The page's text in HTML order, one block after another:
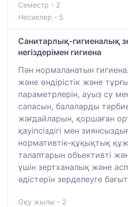
Семестр - 2
Несиелер - 5
Санитарлық-гигиеналық
негіздерімен гигиена
Пән нормаланатын
және өндірістік және
параметрлерін, ауыз су
сапасын, балаларды
жағдайларын, қоршаған
қауіпсіздігі мен
нормативтік-құқықтық
талаптарын объективті
үшін зертханалық және
әдістерін зерделеуге
Оқу жылы - 2